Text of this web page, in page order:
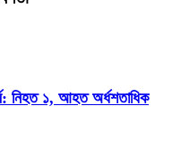
নিহত ১, আহত অর্ধশতাধিক